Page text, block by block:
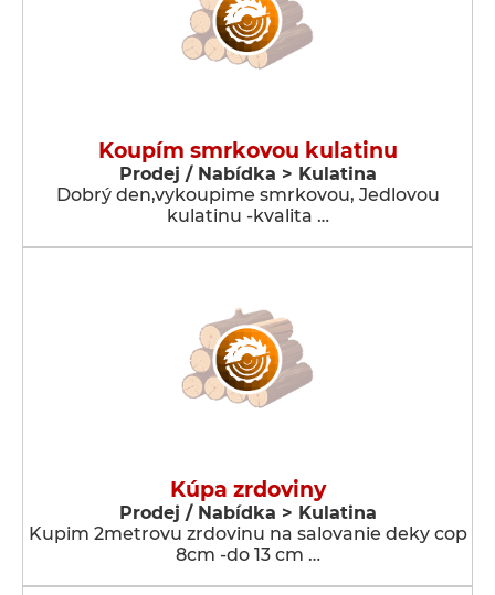
Koupím smrkovou kulatinu
Prodej / Nabídka > Kulatina
Dobrý den,vykoupime smrkovou, Jedlovou
kulatinu -kvalita …
Kúpa zrdoviny
Prodej / Nabídka > Kulatina
Kupim 2metrovu zrdovinu na salovanie deky cop
8cm -do 13 cm …